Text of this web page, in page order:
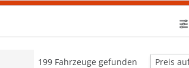
199 Fahrzeuge gefunden